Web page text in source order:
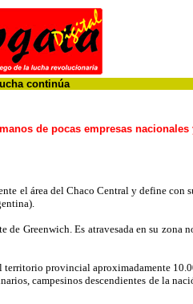
continúa
de pocas empresas nacionales
el área del Chaco Central y define con
Greenwich. Es atravesada en su
provincial aproximadamente
campesinos descendientes de la